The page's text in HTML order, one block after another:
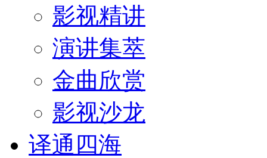
影视精讲
演讲集萃
金曲欣赏
影视沙龙
译通四海